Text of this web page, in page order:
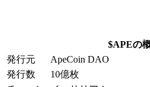
$APEの
発行元
ApeCoin DAO
発行数
10億枚